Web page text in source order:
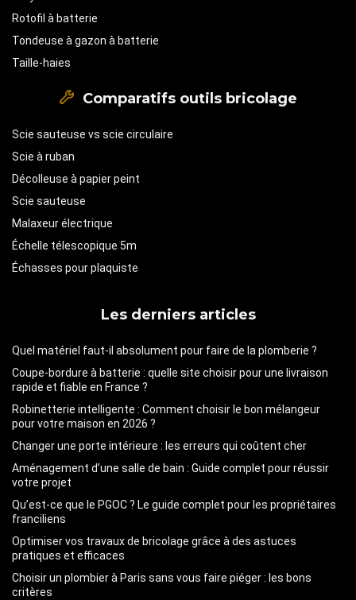
Rotofil à batterie
Tondeuse à gazon à batterie
Taille-haies
Comparatifs outils bricolage
Scie sauteuse vs scie circulaire
Scie à ruban
Décolleuse à papier peint
Scie sauteuse
Malaxeur électrique
Échelle télescopique 5m
Échasses pour plaquiste
Les derniers articles
Quel matériel faut-il absolument pour faire de la plomberie ?
Coupe-bordure à batterie : quelle site choisir pour une livraison
rapide et fiable en France ?
Robinetterie intelligente : Comment choisir le bon mélangeur
pour votre maison en 2026 ?
Changer une porte intérieure : les erreurs qui coûtent cher
Aménagement d’une salle de bain : Guide complet pour réussir
votre projet
Qu’est-ce que le PGOC ? Le guide complet pour les propriétaires
franciliens
Optimiser vos travaux de bricolage grâce à des astuces
pratiques et efficaces
Choisir un plombier à Paris sans vous faire piéger : les bons
critères